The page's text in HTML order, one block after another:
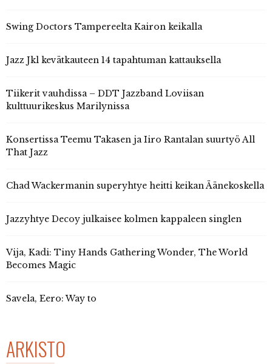
Swing Doctors Tampereelta Kairon keikalla
Jazz Jkl kevätkauteen 14 tapahtuman kattauksella
Tiikerit vauhdissa – DDT Jazzband Loviisan
kulttuurikeskus Marilynissa
Konsertissa Teemu Takasen ja Iiro Rantalan suurtyö All
That Jazz
Chad Wackermanin superyhtye heitti keikan Äänekoskella
Jazzyhtye Decoy julkaisee kolmen kappaleen singlen
Vija, Kadi: Tiny Hands Gathering Wonder, The World
Becomes Magic
Savela, Eero: Way to
ARKISTO